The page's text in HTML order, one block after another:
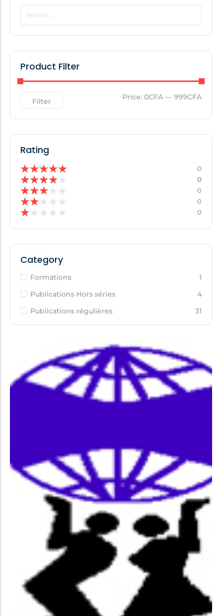
POPULAR THIS WEEK
No Posts Found!
No Posts Found!
Product Filter
Filter Price: 0CFA — 999CFA
Rating
★★★★★ 0
★★★★★ 0
★★★★ ★ 0
★★★ ★ ★ 0
★★ ★ ★ ★ 0
Category
Formations
1
Publications Hors séries
4
Publications régulières
31